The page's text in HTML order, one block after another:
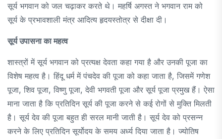
सूर्य भगवान को जल चढ़ाकर करते थे। महर्षि अगस्त ने भगवान राम को
सूर्य के प्रभावशाली मंत्र आदित्य हृदयस्तोत्र से दीक्षा दी।
सूर्य उपासना का महत्व
शास्त्रों में सूर्य भगवान को प्रत्यक्ष देवता कहा गया है और उनकी पूजा का
विशेष महत्व है। हिंदू धर्म में पंचदेव की पूजा को कहा जाता है, जिसमें गणेश
पूजा, शिव पूजा, विष्णु पूजा, देवी भगवती पूजा और सूर्य पूजा प्रमुख हैं। ऐसा
माना जाता है कि प्रतिदिन सूर्य की पूजा करने से कई रोगों से मुक्ति मिलती
है। सूर्य देव की पूजा बहुत ही सरल मानी जाती है। सूर्य देव को प्रसन्न
करने के लिए प्रतिदिन सूर्योदय के समय अर्ध्य दिया जाता है। ज्योतिष